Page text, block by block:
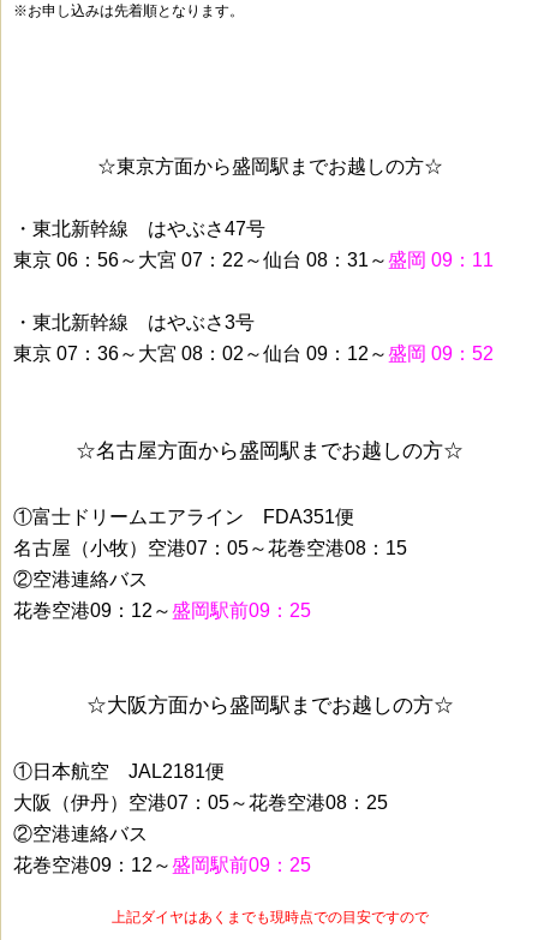
※お申し込みは先着順となります。
☆東京方面から盛岡駅までお越しの方☆
・東北新幹線 はやぶさ47号
東京 06：56～大宮 07：22～仙台 08：31～ 盛岡 09：11
・東北新幹線 はやぶさ3号
東京 07：36～大宮 08：02～仙台 09：12～ 盛岡 09：52
☆名古屋方面から盛岡駅までお越しの方☆
①富士ドリームエアライン FDA351便
名古屋（小牧）空港07：05～花巻空港08：15
②空港連絡バス
花巻空港09：12～ 盛岡駅前09：25
☆大阪方面から盛岡駅までお越しの方☆
①日本航空 JAL2181便
大阪（伊丹）空港07：05～花巻空港08：25
②空港連絡バス
花巻空港09：12～ 盛岡駅前09：25
上記ダイヤはあくまでも現時点での目安ですので